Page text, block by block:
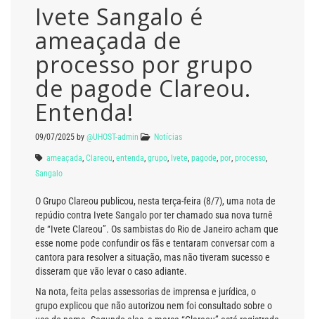
Ivete Sangalo é
ameaçada de
processo por grupo
de pagode Clareou.
Entenda!
09/07/2025 by @UHOST-admin Notícias
ameaçada Clareou entenda grupo Ivete pagode por processo
Sangalo
O Grupo Clareou publicou, nesta terça-feira (8/7), uma nota de
repúdio contra Ivete Sangalo por ter chamado sua nova turnê
de “Ivete Clareou”. Os sambistas do Rio de Janeiro acham que
esse nome pode confundir os fãs e tentaram conversar com a
cantora para resolver a situação, mas não tiveram sucesso e
disseram que vão levar o caso adiante.
Na nota, feita pelas assessorias de imprensa e jurídica, o
grupo explicou que não autorizou nem foi consultado sobre o